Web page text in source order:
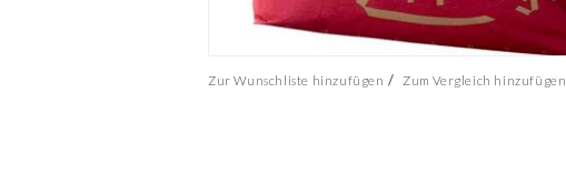
Zur Wunschliste hinzufügen / Zum Vergleich hinzufügen